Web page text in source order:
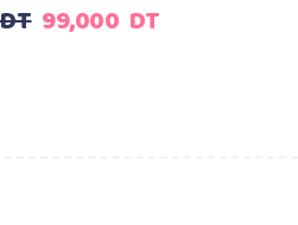
Le
99,000 DT